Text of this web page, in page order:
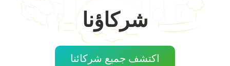
شركاؤنا
اكتشف جميع شركائنا